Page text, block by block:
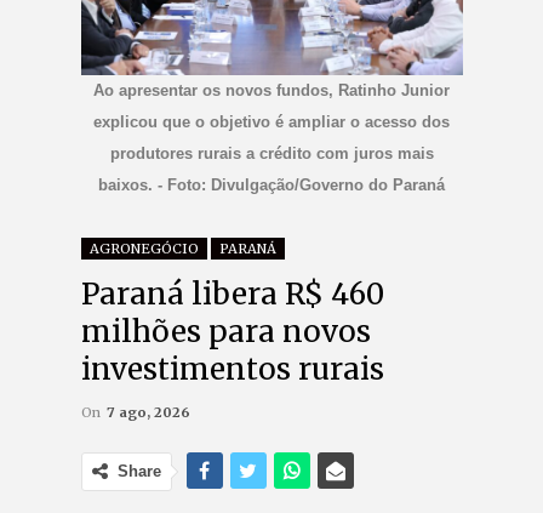
Ao apresentar os novos fundos, Ratinho Junior
explicou que o objetivo é ampliar o acesso dos
produtores rurais a crédito com juros mais
baixos. - Foto: Divulgação/Governo do Paraná
AGRONEGÓCIO PARANÁ
Paraná libera R$ 460
milhões para novos
investimentos rurais
On 7 ago, 2026
Share